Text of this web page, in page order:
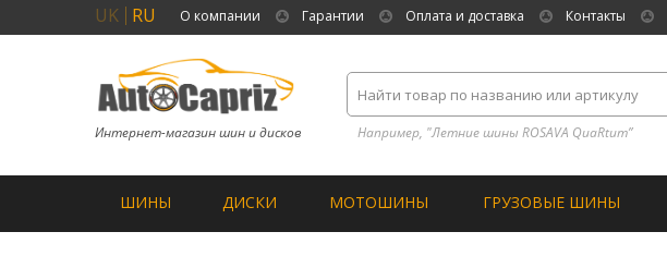
UK RU О компании Гарантии Оплата и доставка Контакты
Интернет-магазин шин и дисков Например, "Летние шины ROSAVA QuaRtum”
ШИНЫ ДИСКИ МОТОШИНЫ ГРУЗОВЫЕ ШИНЫ